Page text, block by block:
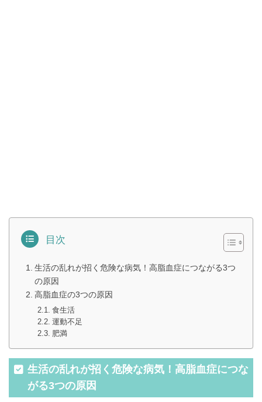
目次
生活の乱れが招く危険な病気！高脂血症につながる3つ
の原因
高脂血症の3つの原因
食生活
運動不足
肥満
生活の乱れが招く危険な病気！高脂血症につな
がる3つの原因